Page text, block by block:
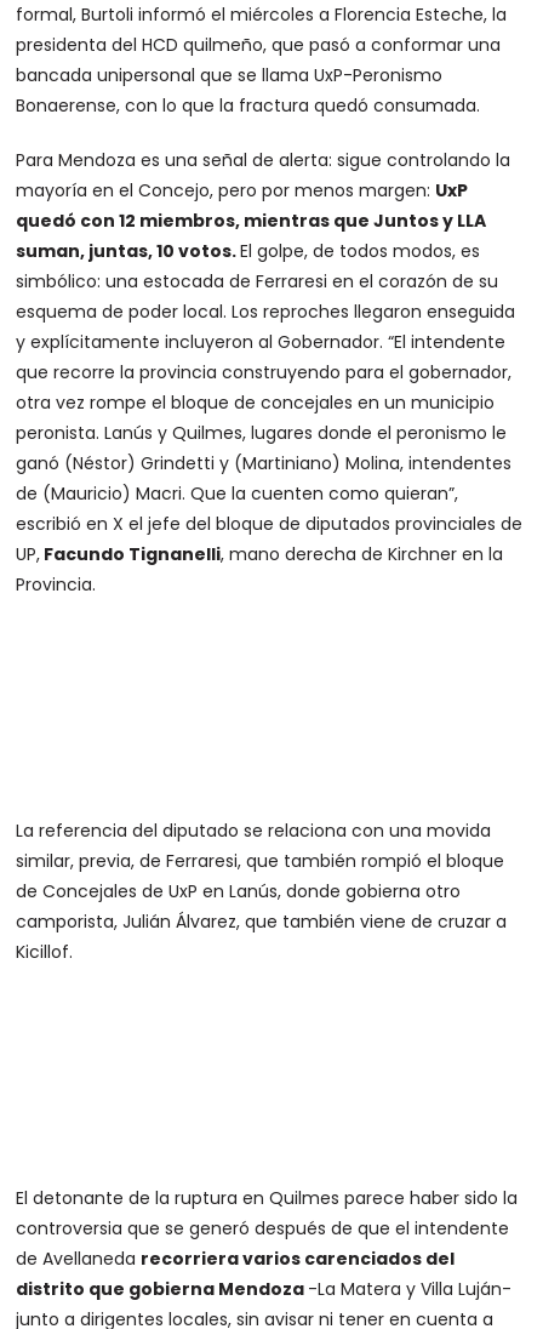
formal, Burtoli informó el miércoles a Florencia Esteche, la
presidenta del HCD quilmeño, que pasó a conformar una
bancada unipersonal que se llama UxP-Peronismo
Bonaerense, con lo que la fractura quedó consumada.
Para Mendoza es una señal de alerta: sigue controlando la
mayoría en el Concejo, pero por menos margen: UxP
quedó con 12 miembros, mientras que Juntos y LLA
suman, juntas, 10 votos.El golpe, de todos modos, es
simbólico: una estocada de Ferraresi en el corazón de su
esquema de poder local. Los reproches llegaron enseguida
y explícitamente incluyeron al Gobernador. “El intendente
que recorre la provincia construyendo para el gobernador,
otra vez rompe el bloque de concejales en un municipio
peronista. Lanús y Quilmes, lugares donde el peronismo le
ganó (Néstor) Grindetti y (Martiniano) Molina, intendentes
de (Mauricio) Macri. Que la cuenten como quieran”,
escribió en X el jefe del bloque de diputados provinciales de
UP, Facundo Tignanelli, mano derecha de Kirchner en la
Provincia.
La referencia del diputado se relaciona con una movida
similar, previa, de Ferraresi, que también rompió el bloque
de Concejales de UxP en Lanús, donde gobierna otro
camporista, Julián Álvarez, que también viene de cruzar a
Kicillof.
El detonante de la ruptura en Quilmes parece haber sido la
controversia que se generó después de que el intendente
de Avellaneda recorriera varios carenciados del
distrito que gobierna Mendoza -La Matera y Villa Luján-
junto a dirigentes locales, sin avisar ni tener en cuenta a